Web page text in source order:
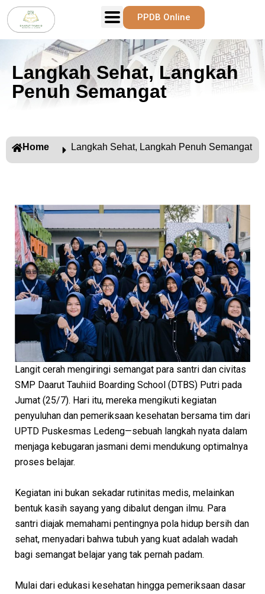
PPDB Online
Langkah Sehat, Langkah
Penuh Semangat
Home Langkah Sehat, Langkah Penuh Semangat
Langit cerah mengiringi semangat para santri dan civitas
SMP Daarut Tauhiid Boarding School (DTBS) Putri pada
Jumat (25/7). Hari itu, mereka mengikuti kegiatan
penyuluhan dan pemeriksaan kesehatan bersama tim dari
UPTD Puskesmas Ledeng—sebuah langkah nyata dalam
menjaga kebugaran jasmani demi mendukung optimalnya
proses belajar.
Kegiatan ini bukan sekadar rutinitas medis, melainkan
bentuk kasih sayang yang dibalut dengan ilmu. Para
santri diajak memahami pentingnya pola hidup bersih dan
sehat, menyadari bahwa tubuh yang kuat adalah wadah
bagi semangat belajar yang tak pernah padam.
Mulai dari edukasi kesehatan hingga pemeriksaan dasar